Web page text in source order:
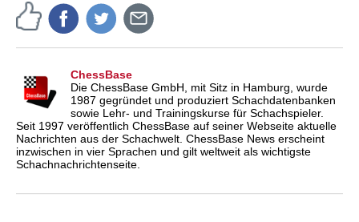
ChessBase
Die ChessBase GmbH, mit Sitz in Hamburg, wurde
1987 gegründet und produziert Schachdatenbanken
sowie Lehr- und Trainingskurse für Schachspieler.
Seit 1997 veröffentlich ChessBase auf seiner Webseite aktuelle
Nachrichten aus der Schachwelt. ChessBase News erscheint
inzwischen in vier Sprachen und gilt weltweit als wichtigste
Schachnachrichtenseite.